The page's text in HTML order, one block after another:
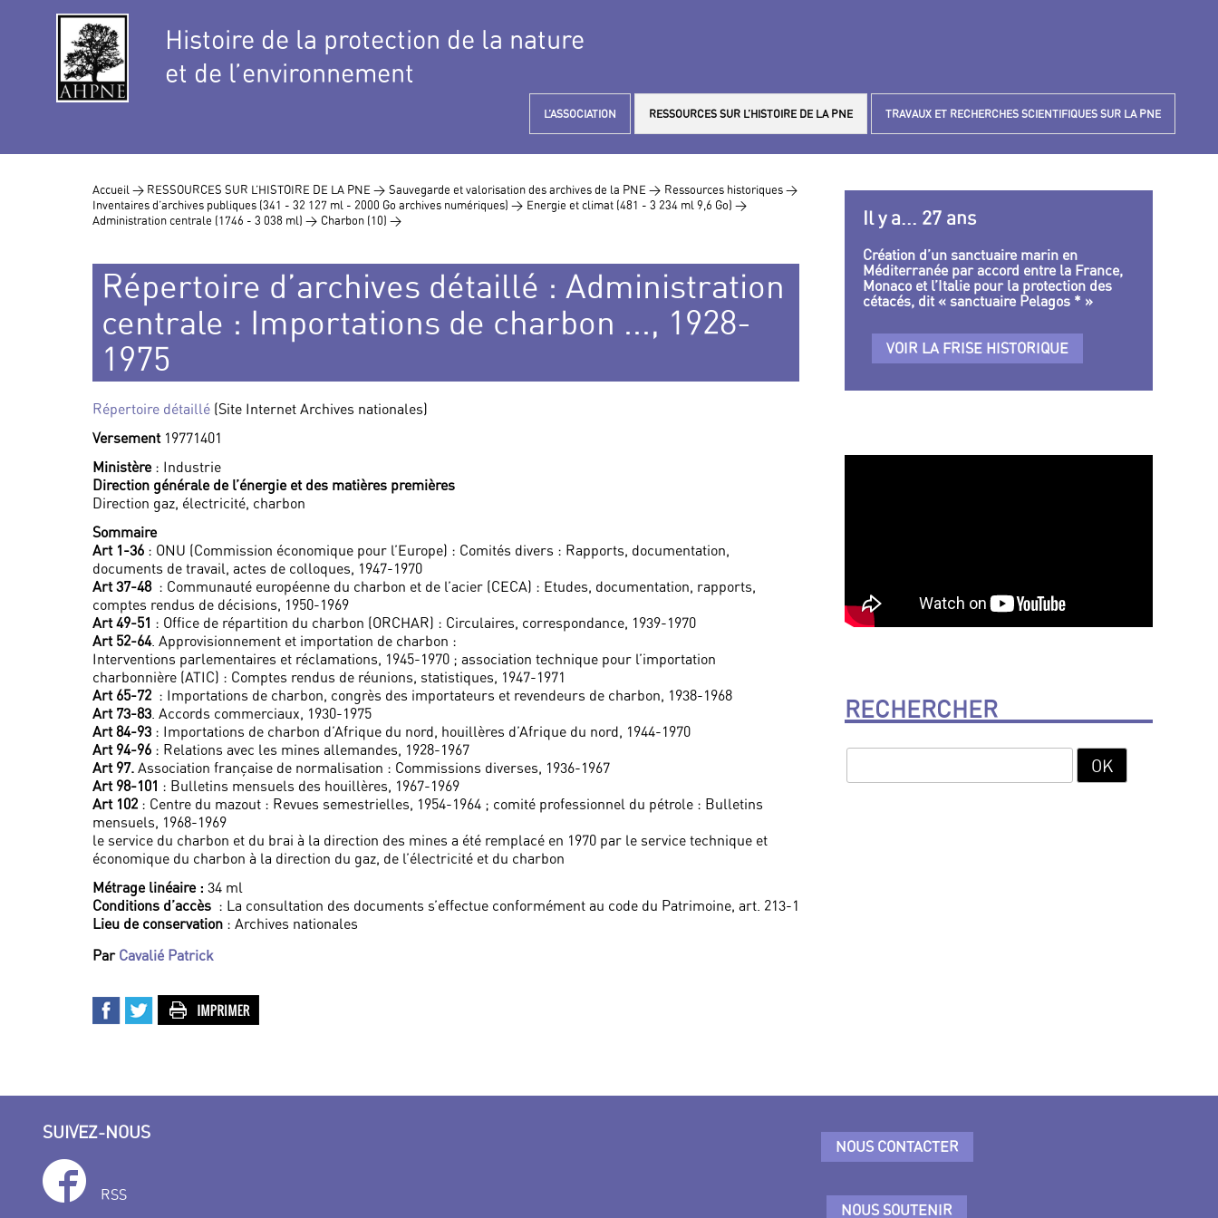
Histoire de la protection de la nature
et de l’environnement
L’ASSOCIATION RESSOURCES SUR L’HISTOIRE DE LA PNE TRAVAUX ET RECHERCHES SCIENTIFIQUES SUR LA PNE
Accueil > RESSOURCES SUR L’HISTOIRE DE LA PNE > Sauvegarde et valorisation des archives de la PNE > Ressources historiques >
Inventaires d’archives publiques (341 - 32 127 ml - 2000 Go archives numériques) > Energie et climat (481 - 3 234 ml 9,6 Go) >
Administration centrale (1746 - 3 038 ml) > Charbon (10) >
Répertoire d’archives détaillé : Administration
centrale : Importations de charbon ..., 1928-
1975
Répertoire détaillé (Site Internet Archives nationales)
Versement 19771401
Ministère: Industrie
Direction générale de l’énergie et des matières premières
Direction gaz, électricité, charbon
Sommaire
Art 1-36 : ONU (Commission économique pour l’Europe) : Comités divers : Rapports, documentation,
documents de travail, actes de colloques, 1947-1970
Art 37-48 : Communauté européenne du charbon et de l’acier (CECA) : Etudes, documentation, rapports,
comptes rendus de décisions, 1950-1969
Art 49-51 : Office de répartition du charbon (ORCHAR) : Circulaires, correspondance, 1939-1970
Art 52-64. Approvisionnement et importation de charbon :
Interventions parlementaires et réclamations, 1945-1970 ; association technique pour l’importation
charbonnière (ATIC) : Comptes rendus de réunions, statistiques, 1947-1971
Art 65-72 : Importations de charbon, congrès des importateurs et revendeurs de charbon, 1938-1968
Art 73-83. Accords commerciaux, 1930-1975
Art 84-93 : Importations de charbon d’Afrique du nord, houillères d’Afrique du nord, 1944-1970
Art 94-96 : Relations avec les mines allemandes, 1928-1967
Art 97. Association française de normalisation : Commissions diverses, 1936-1967
Art 98-101 : Bulletins mensuels des houillères, 1967-1969
Art 102 : Centre du mazout : Revues semestrielles, 1954-1964 ; comité professionnel du pétrole : Bulletins
mensuels, 1968-1969
le service du charbon et du brai à la direction des mines a été remplacé en 1970 par le service technique et
économique du charbon à la direction du gaz, de l’électricité et du charbon
Métrage linéaire : 34 ml
Conditions d’accès : La consultation des documents s’effectue conformément au code du Patrimoine, art. 213-1
Lieu de conservation : Archives nationales
Par Cavalié Patrick
Il y a... 27 ans
Création d’un sanctuaire marin en
Méditerranée par accord entre la France,
Monaco et l’Italie pour la protection des
cétacés, dit « sanctuaire Pelagos * »
VOIR LA FRISE HISTORIQUE
RECHERCHER
SUIVEZ-NOUS
RSS
NOUS CONTACTER
NOUS SOUTENIR